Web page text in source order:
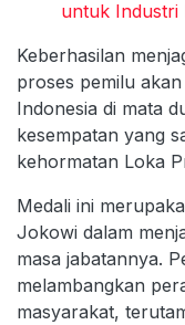
untuk Industri
Keberhasilan
proses pemilu
Indonesia di mata
kesempatan yang
kehormatan Loka
Medali ini
Jokowi dalam
masa jabatannya.
melambangkan
masyarakat,